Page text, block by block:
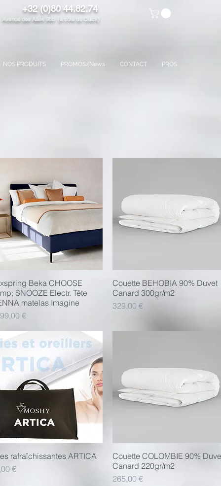
+32 (0)80 44.82.74
des Alliés 98b (à côté du Quick)
NOS PRODUITS PROMOS/News CONTACT PROS
Aperçu rapide
Beka CHOOSE
SNOOZE Electr. Tête
matelas Imagine
€
Aperçu rapide
Couette BEHOBIA 90% Duvet
Canard 300gr/m2
Prix
329,00 €
Aperçu rapide
rafraîchissantes ARTICA
€
Aperçu rapide
Couette COLOMBIE 90%
Canard 220gr/m2
Prix
265,00 €